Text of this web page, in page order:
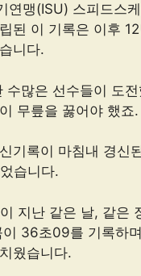
연맹(ISU) 스피드스
된 이 기록은 이후
니다.
수많은 선수들이 도
무릎을 꿇어야 했죠.
기록이 마침내 경신
습니다.
지난 같은 날, 같은
이 36초09를 기록하
웠습니다.